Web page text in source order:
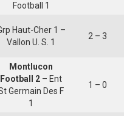
Football 1
Haut-Cher 1 –
Vallon U. S. 1
2 – 3
Montlucon
Football 2 – Ent
Germain Des F
1
1 – 0